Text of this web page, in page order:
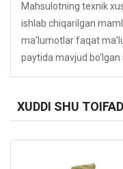
Mahsulotning texnik
ishlab chiqarilgan
ma'lumotlar faqat
paytida mavjud
XUDDI SHU